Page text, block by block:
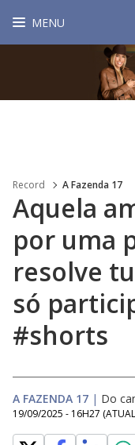
MENU
Record A Fazenda 17
Aquela
por uma
resolve
só
#shorts
A FAZENDA 17 | Do
19/09/2025 - 16H27